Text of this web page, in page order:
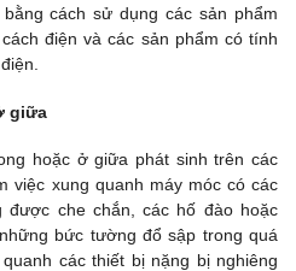
cách sử dụng các sản phẩm
điện và các sản phẩm có tính
giữa
hoặc ở giữa phát sinh trên các
việc xung quanh máy móc có các
được che chắn, các hố đào hoặc
bức tường đổ sập trong quá
các thiết bị nặng bị nghiêng